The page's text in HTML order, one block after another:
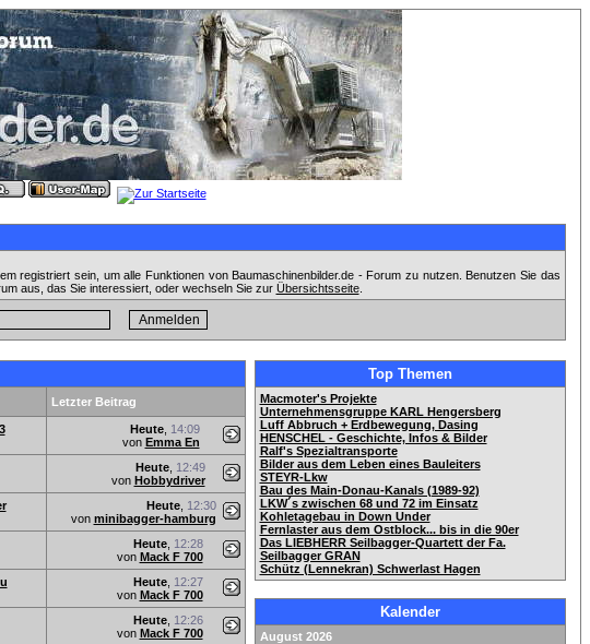
registriert sein, um alle Funktionen von Baumaschinenbilder.de - Forum zu nutzen. Benutzen Sie das
aus, das Sie interessiert, oder wechseln Sie zur Übersichtsseite.
Letzter Beitrag
Heute, 14:09
von Emma En
Heute, 12:49
von Hobbydriver
Heute, 12:30
von minibagger-hamburg
Heute, 12:28
von Mack F 700
Heute, 12:27
von Mack F 700
Heute, 12:26
von Mack F 700
Top Themen
Macmoter's Projekte
Unternehmensgruppe KARL Hengersberg
Luff Abbruch + Erdbewegung, Dasing
HENSCHEL - Geschichte, Infos & Bilder
Ralf's Spezialtransporte
Bilder aus dem Leben eines Bauleiters
STEYR-Lkw
Bau des Main-Donau-Kanals (1989-92)
LKW´s zwischen 68 und 72 im Einsatz
Kohletagebau in Down Under
Fernlaster aus dem Ostblock... bis in die 90er
Das LIEBHERR Seilbagger-Quartett der Fa.
Seilbagger GRAN
Schütz (Lennekran) Schwerlast Hagen
Kalender
August 2026